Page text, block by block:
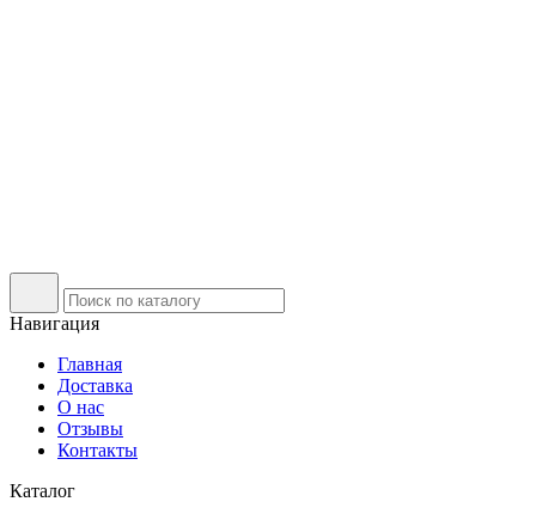
Навигация
Главная
Доставка
О нас
Отзывы
Контакты
Каталог